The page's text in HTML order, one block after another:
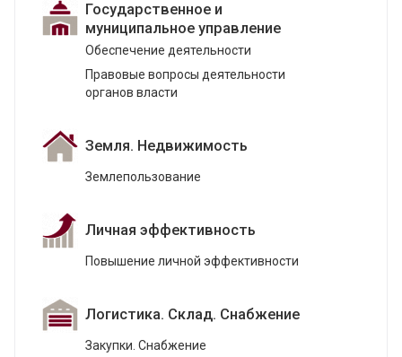
Государственное и
муниципальное управление
Обеспечение деятельности
Правовые вопросы деятельности
органов власти
Земля. Недвижимость
Землепользование
Личная эффективность
Повышение личной эффективности
Логистика. Склад. Снабжение
Закупки. Снабжение